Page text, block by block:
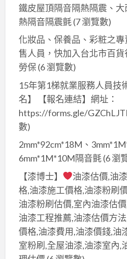
CH2000W)
鐵皮屋頂隔音隔熱隔震、
熱隔音隔震氈(7 瀏覽數)
化妝品、保養品、彩粧之
售人員，快加入台北市百
勞保(6 瀏覽數)
15年第1梯就業服務人員技
名】 【報名連結】網址：
https://forms.gle/
數)
2mm*92cm*18M、
6mm*1M*10M隔音氈(6 瀏
【漆博士】
油漆估價,油
格,油漆施工價格,油漆粉刷
油漆粉刷估價,室內油漆估
油漆工程推薦,油漆估價方
價格,油漆費用,油漆價錢,油
室粉刷,全屋油漆,油漆室內,